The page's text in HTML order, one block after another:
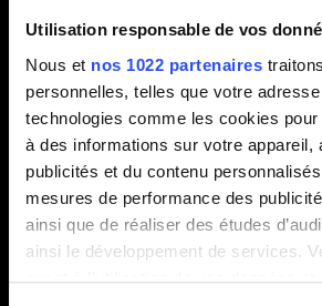
Utilisation responsable de vos
Nous et nos 1022 partenaires
personnelles, telles que votre
technologies comme les cookies
à des informations sur votre appareil,
publicités et du contenu
mesures de performance des
ainsi que de réaliser des études
ainsi le développement de services.
quant à l'utilisation de vos données et
2. Récompense attendue.
3. Récompense obtenue (le cas
4. Capture d'écran, si possible
votre livre des récompenses).
5. Date et heure (en précisant le
avez réclamé cette récompense.
Besoin d'aide ?